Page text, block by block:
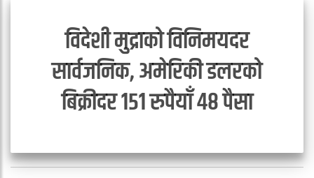
विदेशी मुद्राको विनिमयदर
सार्वजनिक, अमेरिकी डलरको
बिक्रीदर १५१ रुपैयाँ ४८ पैसा